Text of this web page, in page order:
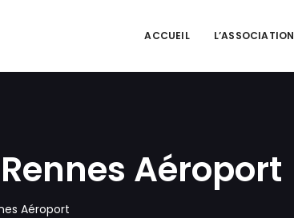
ACCUEIL L’ASSOCIATION
Aéroport
Aéroport